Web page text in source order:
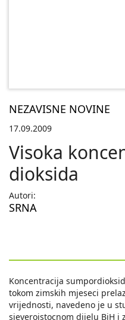
NEZAVISNE NOVINE
17.09.2009
Visoka
dioksida
Autori:
SRNA
Koncentracija
tokom zimskih mjeseci
vrijednosti, navedeno je u
sjeveroistocnom dijelu BiH i